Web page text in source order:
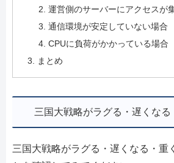
運営側のサーバーにアクセスが
通信環境が安定していない場合
CPUに負荷がかかっている場合
まとめ
三国大戦略がラグる・遅くなる
三国大戦略がラグる・遅くなる・重